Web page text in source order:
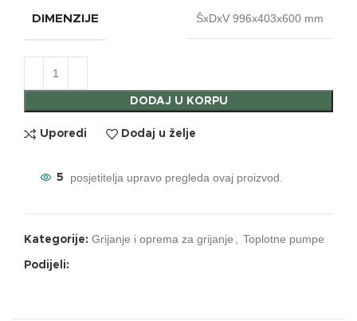
DIMENZIJE ŠxDxV 996x403x600 mm
DODAJ U KORPU
Uporedi Dodaj u želje
5 posjetitelja upravo pregleda ovaj proizvod.
Kategorije: Grijanje i oprema za grijanje Toplotne pumpe
Podijeli: